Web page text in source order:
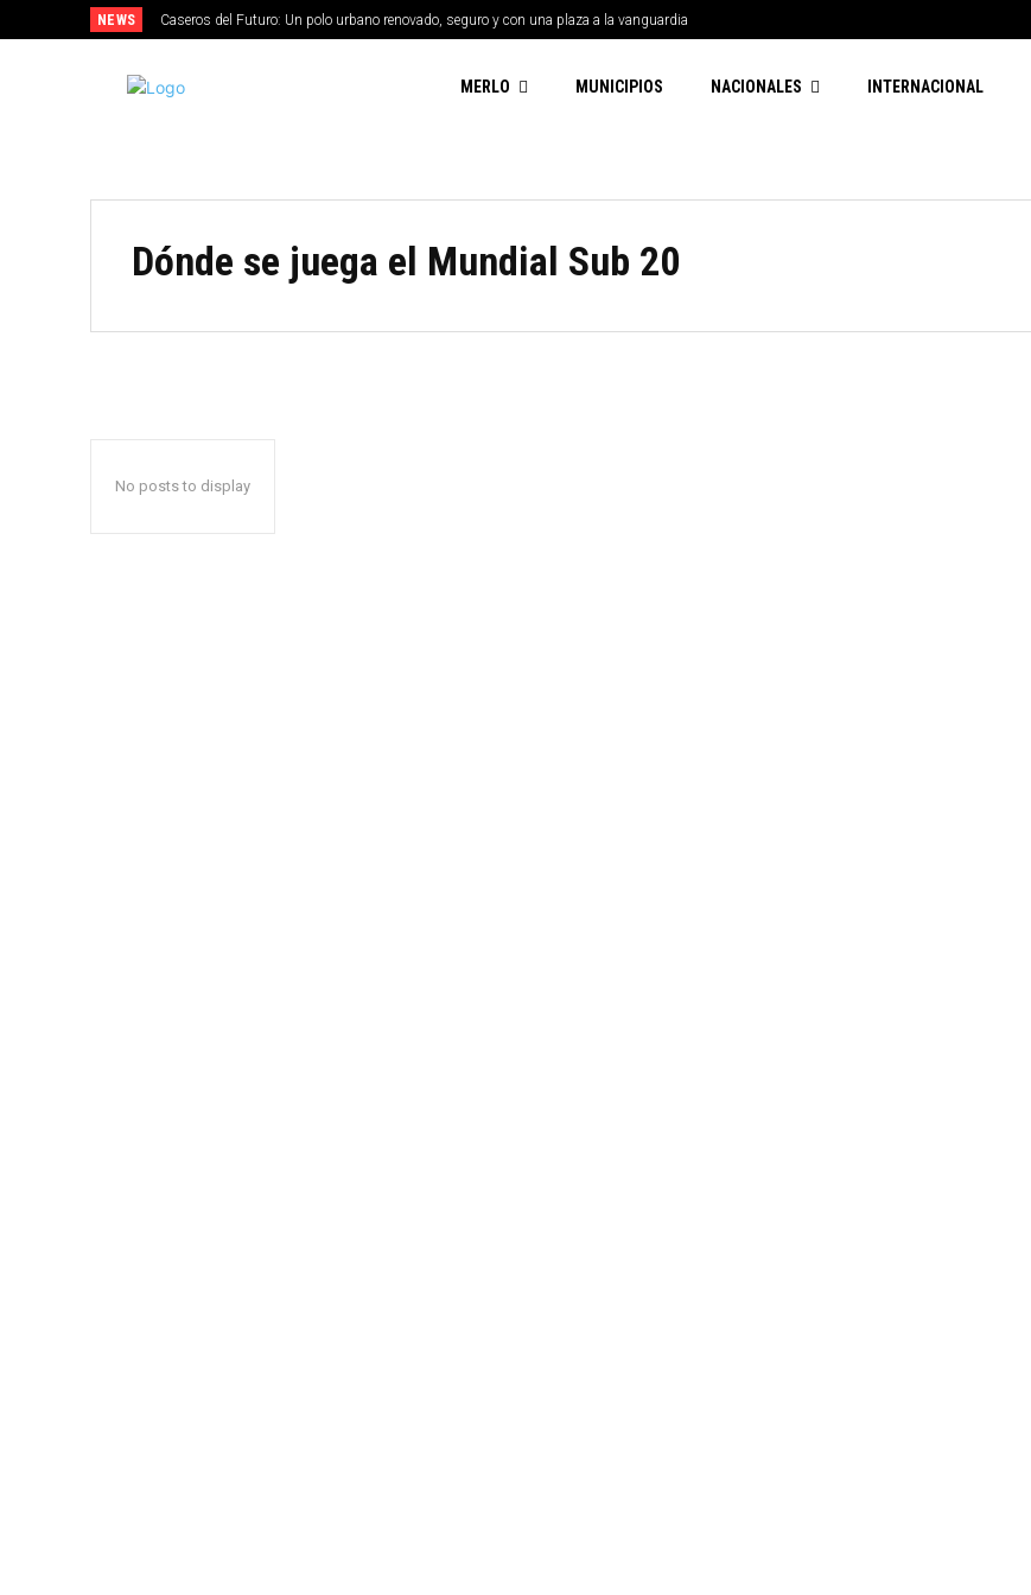
NEWS Caseros del Futuro: Un polo urbano renovado, seguro y con una plaza a la vanguardia
MERLO MUNICIPIOS NACIONALES INTERNACIONAL
Dónde se juega el Mundial Sub 20
No posts to display